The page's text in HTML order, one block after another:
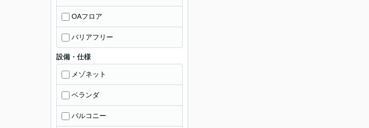
OAフロア
バリアフリー
設備・仕様
メゾネット
ベランダ
バルコニー